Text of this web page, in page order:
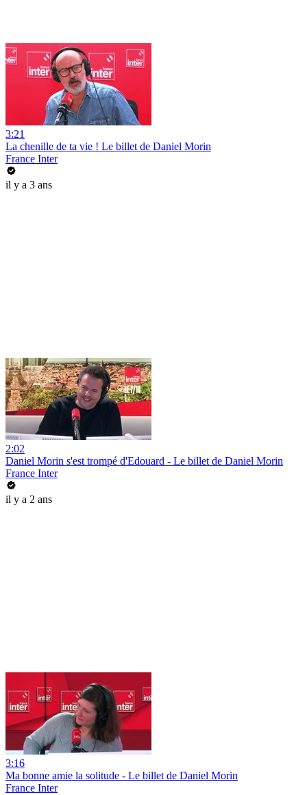
3:21
La chenille de ta vie ! Le billet de Daniel Morin
France Inter
il y a 3 ans
2:02
Daniel Morin s'est trompé d'Edouard - Le billet de Daniel Morin
France Inter
il y a 2 ans
3:16
Ma bonne amie la solitude - Le billet de Daniel Morin
France Inter